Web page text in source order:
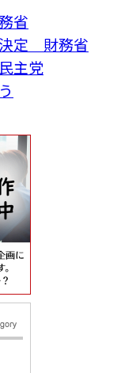
省
定 財務省
主党